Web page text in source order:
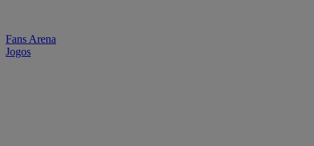
Fans Arena
Jogos